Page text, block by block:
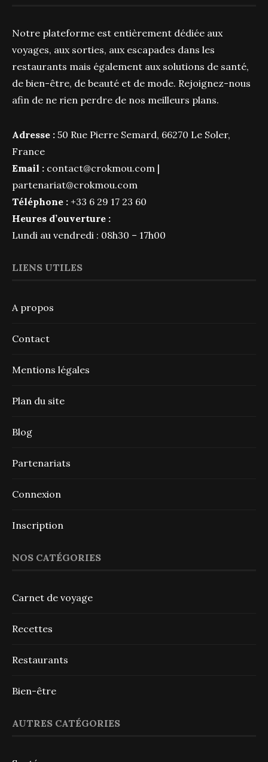
Notre plateforme est entièrement dédiée aux
voyages, aux sorties, aux escapades dans les
restaurants mais également aux solutions de santé,
de bien-être, de beauté et de mode. Rejoignez-nous
afin de ne rien perdre de nos meilleurs plans.
Adresse : 50 Rue Pierre Semard, 66270 Le Soler,
France
Email : contact@crokmou.com |
partenariat@crokmou.com
Téléphone : +33 6 29 17 23 60
Heures d’ouverture :
Lundi au vendredi : 08h30 – 17h00
LIENS UTILES
A propos
Contact
Mentions légales
Plan du site
Blog
Partenariats
Connexion
Inscription
NOS CATÉGORIES
Carnet de voyage
Recettes
Restaurants
Bien-être
AUTRES CATÉGORIES